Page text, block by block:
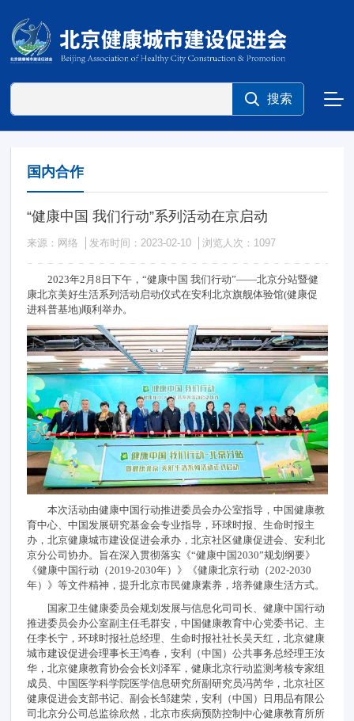
国内合作
“健康中国 我们行动”系列活动在京启动
来源：网络 发布时间：2023-02-10 浏览人次： 1097
2023年2月8日下午，“健康中国 我们行动”——北京分站暨健
康北京美好生活系列活动启动仪式在安利北京旗舰体验馆(健康促
进科普基地)顺利举办。
本次活动由健康中国行动推进委员会办公室指导，中国健康教
育中心、中国发展研究基金会专业指导，环球时报、生命时报主
办，北京健康城市建设促进会承办，北京社区健康促进会、安利北
京分公司协办。旨在深入贯彻落实《“健康中国2030”规划纲要》
《健康中国行动（2019-2030年）》《健康北京行动（202-2030
年）》等文件精神，提升北京市民健康素养，培养健康生活方式。
国家卫生健康委员会规划发展与信息化司司长、健康中国行动
推进委员会办公室副主任毛群安，中国健康教育中心党委书记、主
任李长宁，环球时报社总经理、生命时报社社长吴天红，北京健康
城市建设促进会理事长王鸿春，安利（中国）公共事务总经理王汝
华，北京健康教育协会会长刘泽军，健康北京行动监测考核专家组
成员、中国医学科学院医学信息研究所副研究员冯芮华，北京社区
健康促进会支部书记、副会长邹建荣，安利（中国）日用品有限公
司北京分公司总监徐欣然，北京市疾病预防控制中心健康教育所所